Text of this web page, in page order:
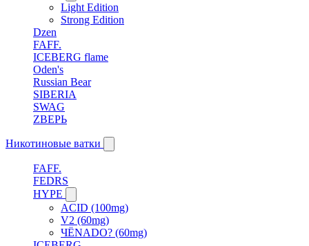
Light Edition
Strong Edition
Dzen
FAFF.
ICEBERG flame
Oden's
Russian Bear
SIBERIA
SWAG
ZВЕРЬ
Никотиновые ватки
FAFF.
FEDRS
HYPE
ACID (100mg)
V2 (60mg)
ЧЁNADO? (60mg)